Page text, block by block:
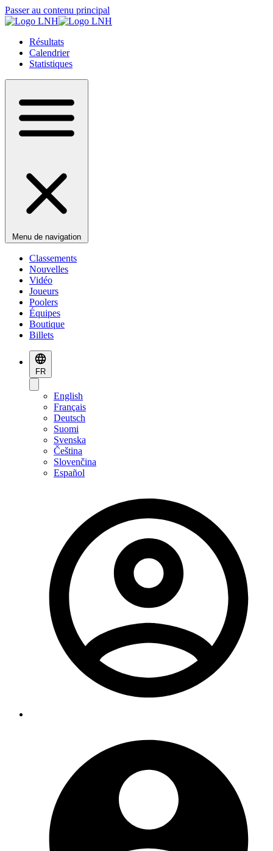
Passer au contenu principal
Résultats
Calendrier
Statistiques
Menu de navigation
Classements
Nouvelles
Vidéo
Joueurs
Poolers
Équipes
Boutique
Billets
FR
English
Français
Deutsch
Suomi
Svenska
Čeština
Slovenčina
Español